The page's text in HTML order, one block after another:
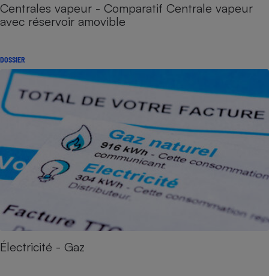
Centrales vapeur - Comparatif Centrale vapeur
avec réservoir amovible
DOSSIER
Électricité - Gaz